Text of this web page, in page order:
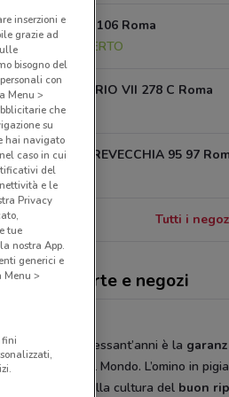
Via Candia, 106 Roma
APERTO
VIA GREGORIO VII 278 C Roma
4.3 km
VIA DI TORREVECCHIA 95 97
4.4 km
Tutti i
offerte e negozi
da più di sessant’anni è la
in Italia e nel Mondo. L’omino in
è l’icona della cultura del buon
inserzioni e
grazie ad
bisogno del
con
Menu >
che
su
hai navigato
caso in cui
del
e le
Privacy
tue
nostra App.
generici e
Menu >
fini